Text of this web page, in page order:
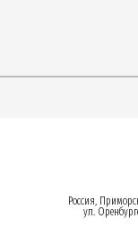
Россия,
ул.